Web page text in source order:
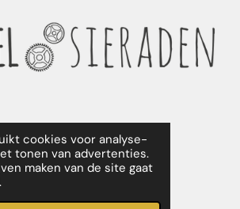
cookies voor analyse-
tonen van advertenties.
maken van de site gaat